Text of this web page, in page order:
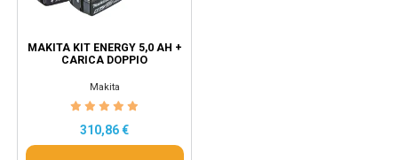
MAKITA KIT ENERGY 5,0 AH +
CARICA DOPPIO
Makita
310,86 €